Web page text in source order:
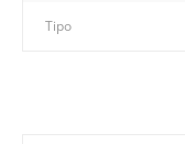
Tipo